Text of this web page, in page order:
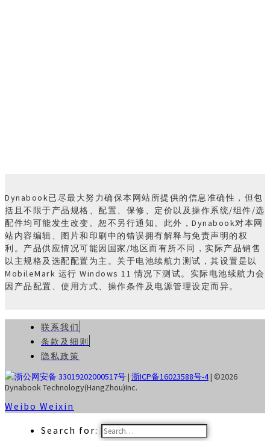
Dynabook已尽最大努力确保本网站所提供的信息准确性，但包
括且不限于产品规格、配置、保修、定价以及操作系统/组件/选
配件均可能发生改变。恕不另行通知。此外，Dynabook对本网
站内容编辑、图片和印刷中的错误拥有解释与免责声明的权
利。产品供应情况可能因国家/地区而有所不同，实际产品销售
以主规格及选配配置为主。关于电池续航力测试，其设置是以
MobileMark 运行 Windows 11 情况下测试。实际电池续航力会
因产品配置、使用方式、操作条件及电源管理设定而异。
联系我们
条款及细则
隐私政策
浙公网安备 33019202000517号| 浙ICP备16023588号-4| ©2026
Dynabook Technology(HangZhou)Inc.
Weibo Weixin
Search for: